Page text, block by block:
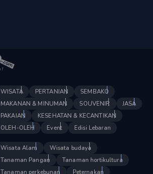
WISATA PERTANIAN
SEMBAKO
MAKANAN & MINUMAN
SOUVENIR
JASA
PAKAIAN
KESEHATAN & KECANTIKAN
OLEH-OLEH
Event Edisi Lebaran
Wisata Alam
Wisata budaya
Tanaman Pangan
Tanaman hortikultura
Tanaman perkebunan
Peternakan